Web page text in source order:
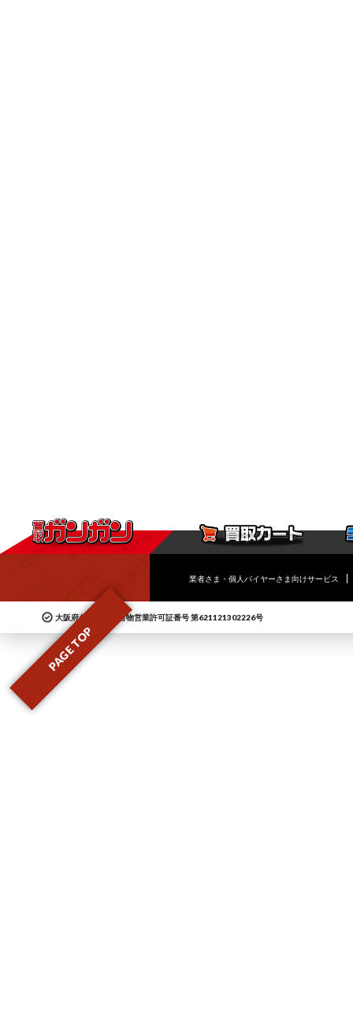
業者さま・個人バイヤーさま向けサービス
大阪府公安委員会古物営業許可証番号 第621121302226号
PAGE TOP